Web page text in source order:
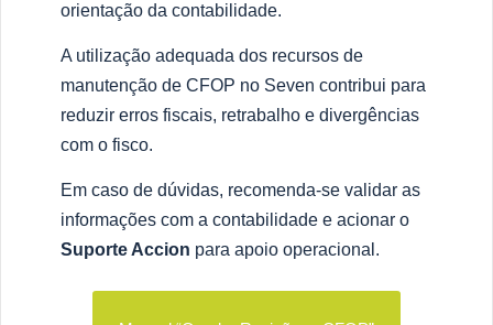
orientação da contabilidade.
A utilização adequada dos recursos de
manutenção de CFOP no Seven contribui para
reduzir erros fiscais, retrabalho e divergências
com o fisco.
Em caso de dúvidas, recomenda-se validar as
informações com a contabilidade e acionar o
Suporte Accion para apoio operacional.